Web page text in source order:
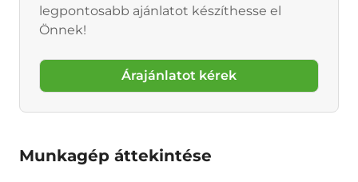
legpontosabb ajánlatot készíthesse el
Önnek!
Árajánlatot kérek
Munkagép áttekintése